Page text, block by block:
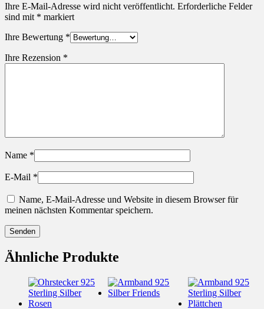
Ihre E-Mail-Adresse wird nicht veröffentlicht. Erforderliche Felder
sind mit * markiert
Ihre Bewertung *
Ihre Rezension *
Name *
E-Mail *
Name, E-Mail-Adresse und Website in diesem Browser für
meinen nächsten Kommentar speichern.
Ähnliche Produkte